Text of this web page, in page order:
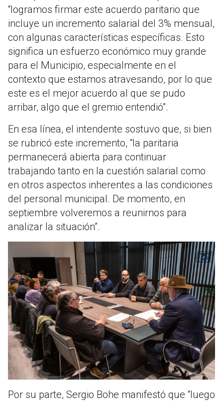
“logramos firmar este acuerdo paritario que
incluye un incremento salarial del 3% mensual,
con algunas características específicas. Esto
significa un esfuerzo económico muy grande
para el Municipio, especialmente en el
contexto que estamos atravesando, por lo que
este es el mejor acuerdo al que se pudo
arribar, algo que el gremio entendió”.
En esa línea, el intendente sostuvo que, si bien
se rubricó este incremento, “la paritaria
permanecerá abierta para continuar
trabajando tanto en la cuestión salarial como
en otros aspectos inherentes a las condiciones
del personal municipal. De momento, en
septiembre volveremos a reunirnos para
analizar la situación”.
Por su parte, Sergio Bohe manifestó que “luego